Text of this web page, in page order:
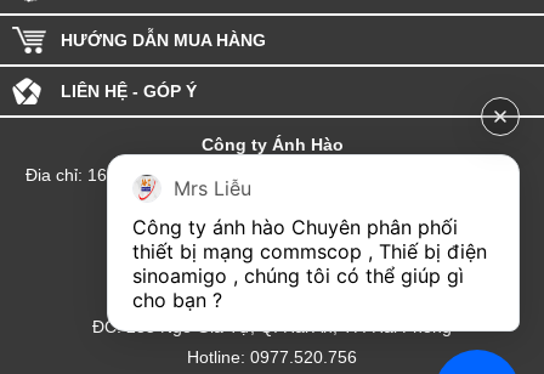
HƯỚNG DẪN MUA HÀNG
LIÊN HỆ - GÓP Ý
Công ty Ánh Hào
Đia chỉ: 164 Phố Chùa Láng - Phường Láng - Thành phố Hà Nội
Email: Kinhdoanhanhhao@gmail.com
Đại lý Hải Phòng
ĐC: 235 Ngô Gia Tự, Q. Hải An, TP. Hải Phòng
Hotline: 0977.520.756
Mrs Liễu
Công ty ánh hào Chuyên phân phối
thiết bị mạng commscop , Thiế bị điện
sinoamigo , chúng tôi có thể giúp gì
cho bạn ?